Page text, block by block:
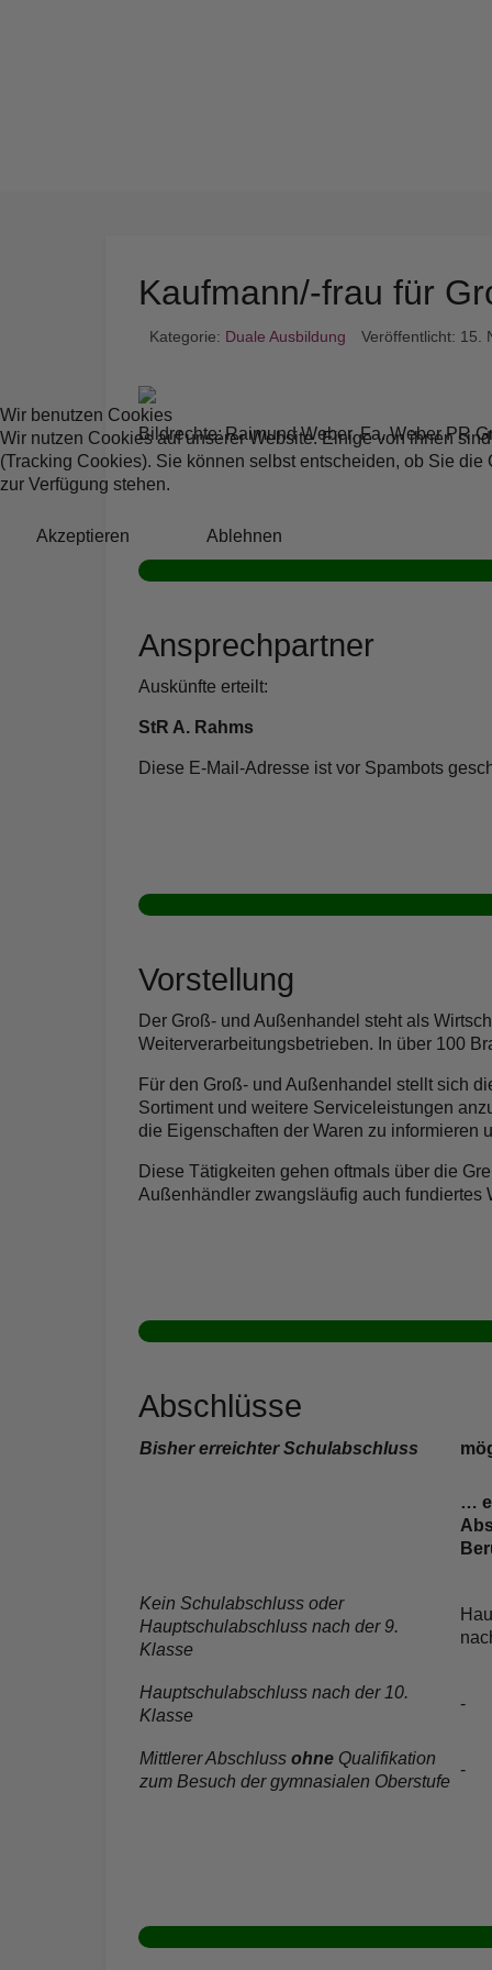
Kaufmann/-frau für
Kategorie: Duale Ausbildung Veröffentlicht: 15.
Bildrechte: Raimund Weber, Fa. Weber PR
Ansprechpartner
Auskünfte erteilt:
StR A. Rahms
Diese E-Mail-Adresse ist vor Spambots
Vorstellung
Der Groß- und Außenhandel steht als
Weiterverarbeitungsbetrieben. In über 100
Für den Groß- und Außenhandel stellt sich
Sortiment und weitere Serviceleistungen
die Eigenschaften der Waren zu informieren
Diese Tätigkeiten gehen oftmals über die
Außenhändler zwangsläufig auch fundiertes
Abschlüsse
Bisher erreichter Schulabschluss
…
Kein Schulabschluss oder
Hauptschulabschluss nach der 9.
Klasse
Hauptschulabschluss nach der 10.
Klasse
-
Mittlerer Abschluss ohne Qualifikation
zum Besuch der gymnasialen Oberstufe
-
Wir benutzen Cookies
Wir nutzen Cookies auf unserer Website. Einige von ihnen
(Tracking Cookies). Sie können selbst entscheiden, ob Sie
zur Verfügung stehen.
Akzeptieren Ablehnen